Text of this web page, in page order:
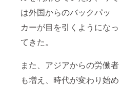
は外国からのバックパッ
カーが目を引くようになっ
てきた。
また、アジアからの労働者
も増え、時代が変わり始め